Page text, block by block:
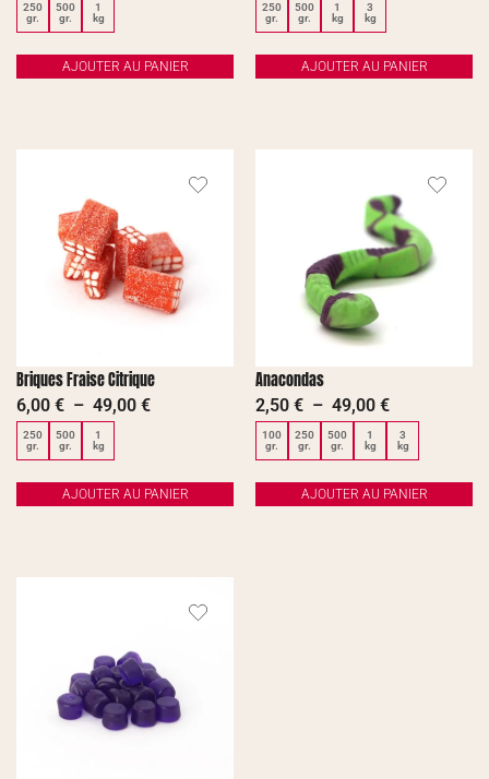
250
gr.
500
gr.
1
kg
AJOUTER AU PANIER
250
gr.
500
gr.
1
kg
3
kg
AJOUTER AU PANIER
Briques Fraise Citrique
6,00 € – 49,00 €
250
gr.
500
gr.
1
kg
AJOUTER AU PANIER
Anacondas
2,50 € – 49,00 €
100
gr.
250
gr.
500
gr.
1
kg
3
kg
AJOUTER AU PANIER